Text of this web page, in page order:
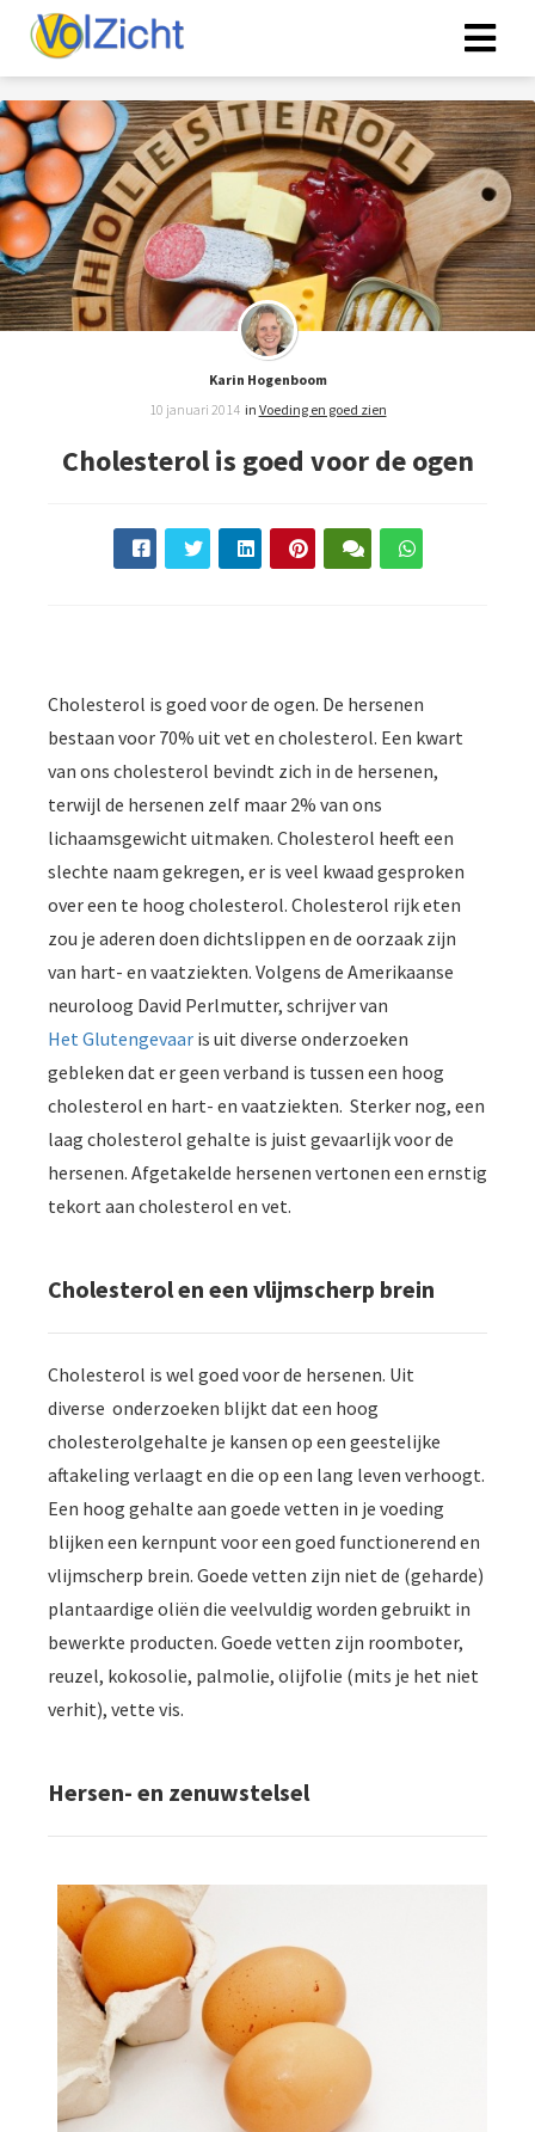
Karin Hogenboom
10 januari 2014 in Voeding en goed zien
Cholesterol is goed voor de ogen
Cholesterol is goed voor de ogen. De hersenen
bestaan voor 70% uit vet en cholesterol. Een kwart
van ons cholesterol bevindt zich in de hersenen,
terwijl de hersenen zelf maar 2% van ons
lichaamsgewicht uitmaken. Cholesterol heeft een
slechte naam gekregen, er is veel kwaad gesproken
over een te hoog cholesterol. Cholesterol rijk eten
zou je aderen doen dichtslippen en de oorzaak zijn
van hart- en vaatziekten. Volgens de Amerikaanse
neuroloog David Perlmutter, schrijver van
Het Glutengevaar is uit diverse onderzoeken
gebleken dat er geen verband is tussen een hoog
cholesterol en hart- en vaatziekten. Sterker nog, een
laag cholesterol gehalte is juist gevaarlijk voor de
hersenen. Afgetakelde hersenen vertonen een ernstig
tekort aan cholesterol en vet.
Cholesterol en een vlijmscherp brein
Cholesterol is wel goed voor de hersenen. Uit
diverse onderzoeken blijkt dat een hoog
cholesterolgehalte je kansen op een geestelijke
aftakeling verlaagt en die op een lang leven verhoogt.
Een hoog gehalte aan goede vetten in je voeding
blijken een kernpunt voor een goed functionerend en
vlijmscherp brein. Goede vetten zijn niet de (geharde)
plantaardige oliën die veelvuldig worden gebruikt in
bewerkte producten. Goede vetten zijn roomboter,
reuzel, kokosolie, palmolie, olijfolie (mits je het niet
verhit), vette vis.
Hersen- en zenuwstelsel